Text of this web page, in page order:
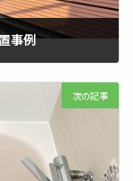
事例
次の記事